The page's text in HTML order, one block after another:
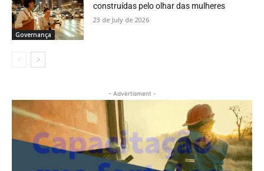
Governança
construídas pelo olhar das mulheres
23 de July de 2026
- Advertisment -